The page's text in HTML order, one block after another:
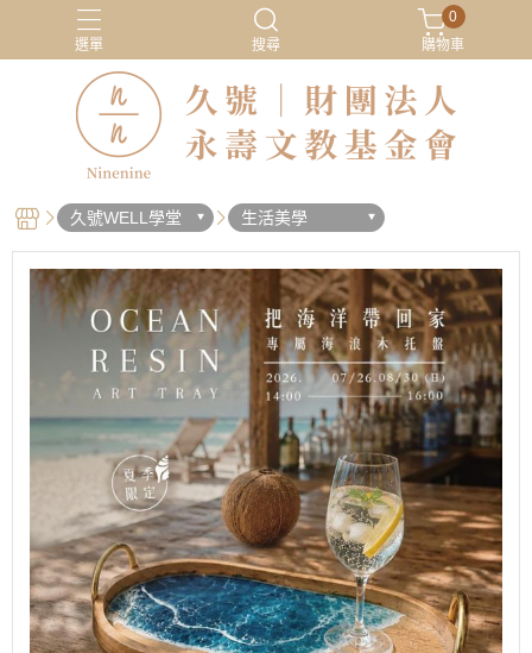
選單 搜尋
0
購物車
久號WELL學堂 生活美學